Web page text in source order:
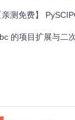
Linear
亲测免费】
的项目扩展与二